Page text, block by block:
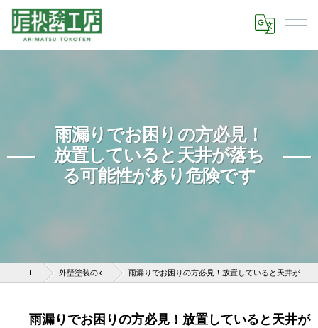
雨漏りでお困りの方必見！
放置していると天井が落ち
る可能性があり危険です
TOP 外壁塗装のknow-how 雨漏りでお困りの方必見！放置していると天井が落ちる可能性があり危険です
雨漏りでお困りの方必見！放置していると天井が